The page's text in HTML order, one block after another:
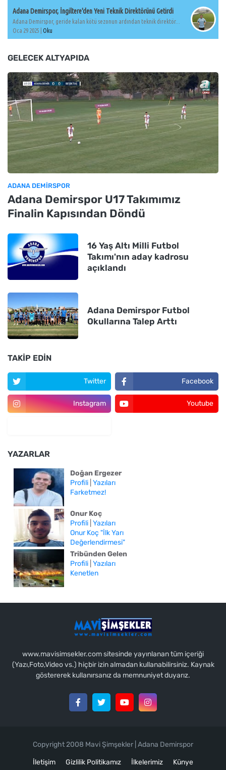
Adana Demirspor, İngiltere'den Yeni Teknik Direktörünü Getirdi
Adana Demirspor, geride kalan kötü sezonun ardından teknik direktör...
Oca 29 2025 | Oku
GELECEK ALTYAPIDA
ADANA DEMIRSPOR
Adana Demirspor U17 Takımımız
Finalin Kapısından Döndü
16 Yaş Altı Milli Futbol
Takımı'nın aday kadrosu
açıklandı
Adana Demirspor Futbol
Okullarına Talep Arttı
TAKIP EDIN
Twitter Facebook
Instagram Youtube
YAZARLAR
Doğan Ergezer
Profili Yazıları
Farketmez!
Onur Koç
Profili Yazıları
Onur Koç "İlk Yarı
Değerlendirmesi"
Tribünden Gelen
Profili Yazıları
Kenetlen
www.mavisimsekler.com sitesinde yayınlanan tüm içeriği
(Yazı,Foto,Video vs.) hiçbir izin almadan kullanabilirsiniz. Kaynak
göstererek kullanırsanız da memnuniyet duyarız.
Copyright 2008 Mavi Şimşekler | Adana Demirspor
İletişim Gizlilik Politikamız İlkelerimiz Künye